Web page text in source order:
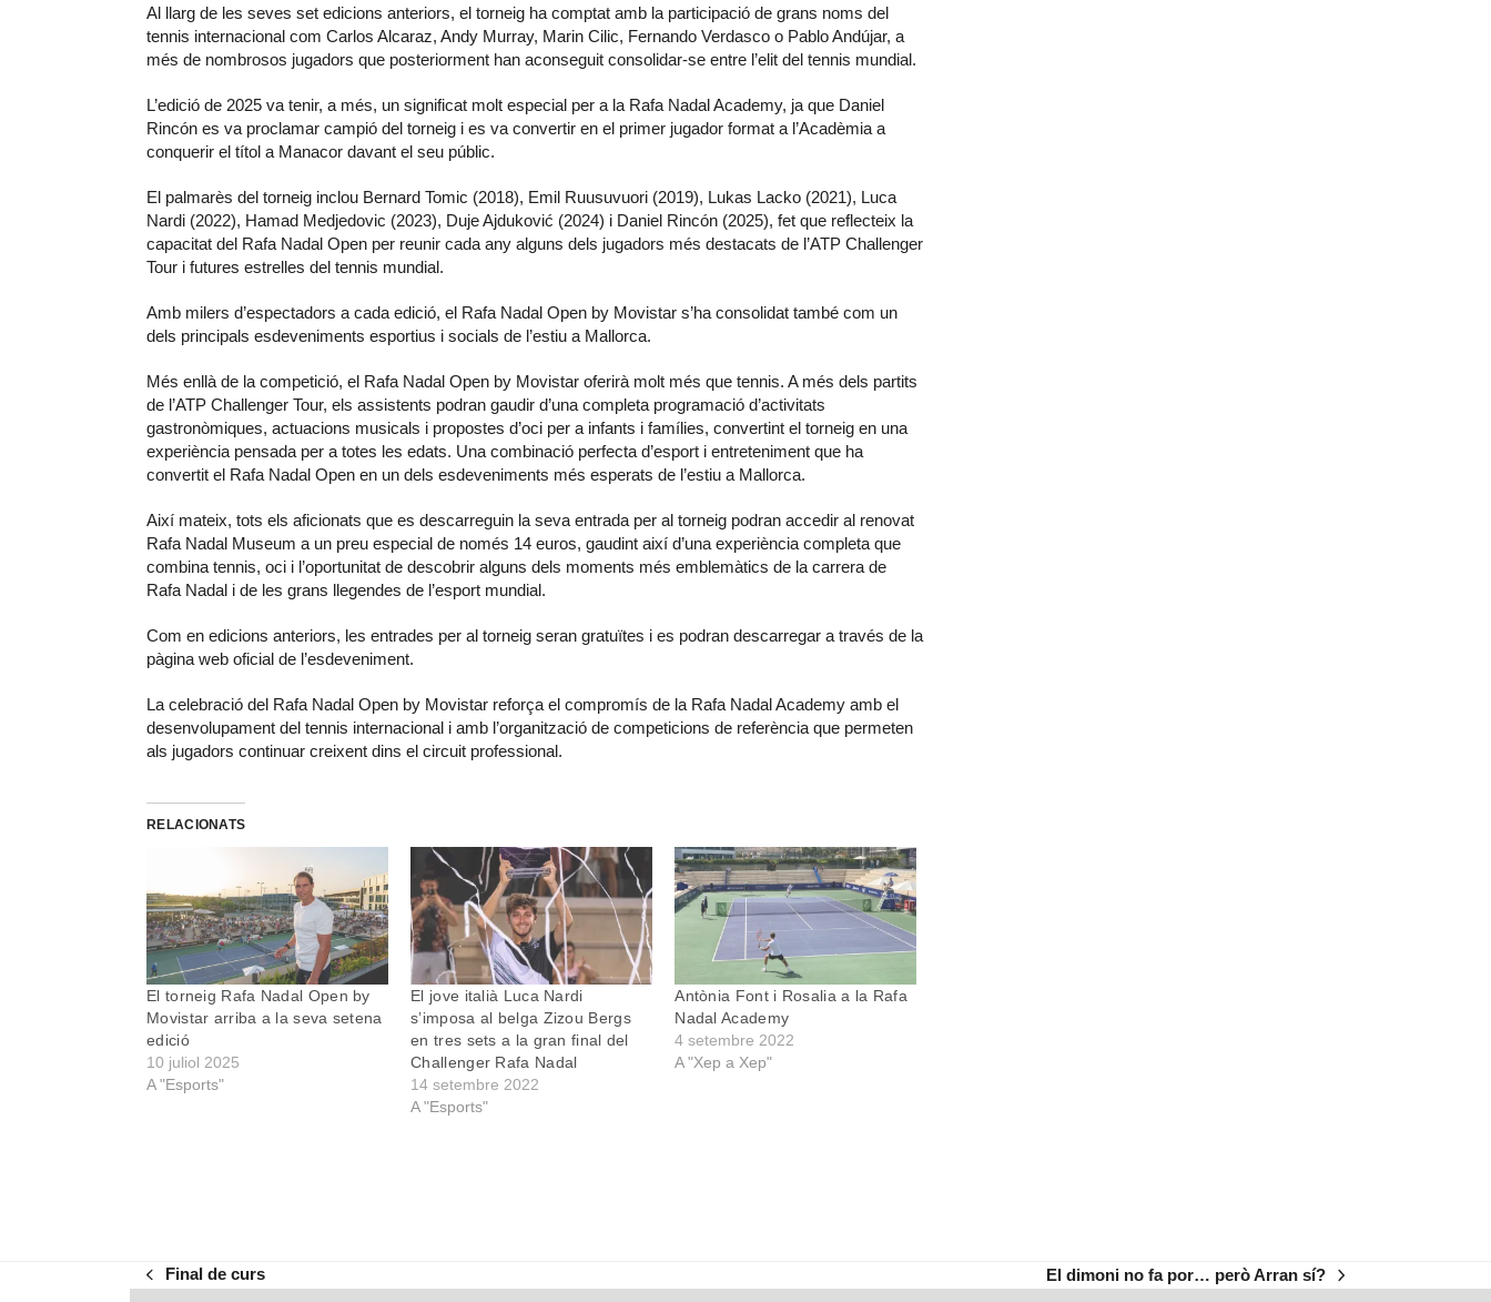
Al llarg de les seves set edicions anteriors, el torneig ha comptat amb la participació de grans noms del
tennis internacional com Carlos Alcaraz, Andy Murray, Marin Cilic, Fernando Verdasco o Pablo Andújar, a
més de nombrosos jugadors que posteriorment han aconseguit consolidar-se entre l’elit del tennis mundial.
L’edició de 2025 va tenir, a més, un significat molt especial per a la Rafa Nadal Academy, ja que Daniel
Rincón es va proclamar campió del torneig i es va convertir en el primer jugador format a l’Acadèmia a
conquerir el títol a Manacor davant el seu públic.
El palmarès del torneig inclou Bernard Tomic (2018), Emil Ruusuvuori (2019), Lukas Lacko (2021), Luca
Nardi (2022), Hamad Medjedovic (2023), Duje Ajduković (2024) i Daniel Rincón (2025), fet que reflecteix la
capacitat del Rafa Nadal Open per reunir cada any alguns dels jugadors més destacats de l’ATP Challenger
Tour i futures estrelles del tennis mundial.
Amb milers d’espectadors a cada edició, el Rafa Nadal Open by Movistar s’ha consolidat també com un
dels principals esdeveniments esportius i socials de l’estiu a Mallorca.
Més enllà de la competició, el Rafa Nadal Open by Movistar oferirà molt més que tennis. A més dels partits
de l’ATP Challenger Tour, els assistents podran gaudir d’una completa programació d’activitats
gastronòmiques, actuacions musicals i propostes d’oci per a infants i famílies, convertint el torneig en una
experiència pensada per a totes les edats. Una combinació perfecta d’esport i entreteniment que ha
convertit el Rafa Nadal Open en un dels esdeveniments més esperats de l’estiu a Mallorca.
Així mateix, tots els aficionats que es descarreguin la seva entrada per al torneig podran accedir al renovat
Rafa Nadal Museum a un preu especial de només 14 euros, gaudint així d’una experiència completa que
combina tennis, oci i l’oportunitat de descobrir alguns dels moments més emblemàtics de la carrera de
Rafa Nadal i de les grans llegendes de l’esport mundial.
Com en edicions anteriors, les entrades per al torneig seran gratuïtes i es podran descarregar a través de la
pàgina web oficial de l’esdeveniment.
La celebració del Rafa Nadal Open by Movistar reforça el compromís de la Rafa Nadal Academy amb el
desenvolupament del tennis internacional i amb l’organització de competicions de referència que permeten
als jugadors continuar creixent dins el circuit professional.
RELACIONATS
El torneig Rafa Nadal Open by
Movistar arriba a la seva setena
edició
10 juliol 2025
A "Esports"
El jove italià Luca Nardi
s’imposa al belga Zizou Bergs
en tres sets a la gran final del
Challenger Rafa Nadal
14 setembre 2022
A "Esports"
Antònia Font i Rosalia a la Rafa
Nadal Academy
4 setembre 2022
A "Xep a Xep"
previous
Final de curs
next
El dimoni no fa por… però Arran sí?